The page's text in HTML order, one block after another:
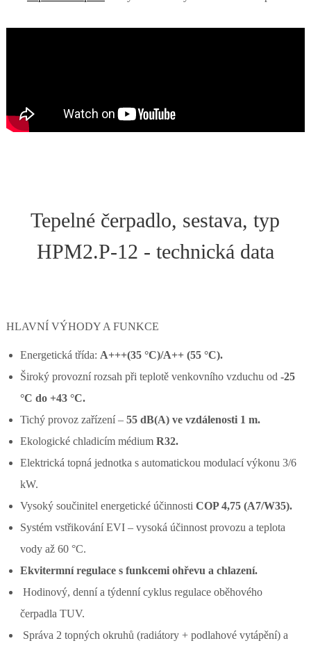
Tepelné čerpadlo, sestava, typ
HPM2.P-12 - technická data
HLAVNÍ VÝHODY A FUNKCE
Energetická třída: A+++(35 °C)/A++ (55 °C).
Široký provozní rozsah při teplotě venkovního vzduchu od -25
°C do +43 °C.
Tichý provoz zařízení – 55 dB(A) ve vzdálenosti 1 m.
Ekologické chladicím médium R32.
Elektrická topná jednotka s automatickou modulací výkonu 3/6
kW.
Vysoký součinitel energetické účinnosti COP 4,75 (A7/W35).
Systém vstřikování EVI – vysoká účinnost provozu a teplota
vody až 60 °C.
Ekvitermní regulace s funkcemi ohřevu a chlazení.
Hodinový, denní a týdenní cyklus regulace oběhového
čerpadla TUV.
Správa 2 topných okruhů (radiátory + podlahové vytápění) a